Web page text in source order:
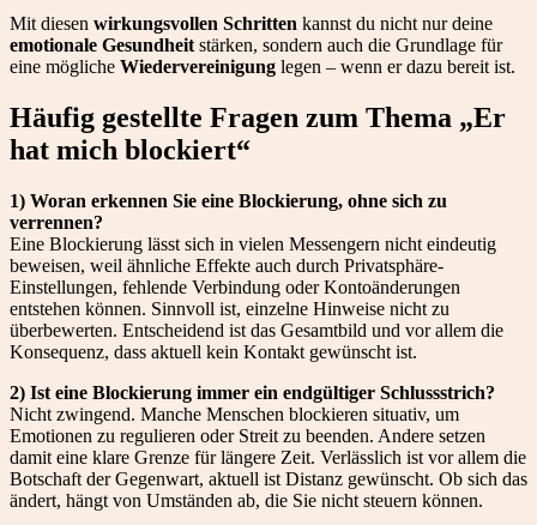
Mit diesen wirkungsvollen Schritten kannst du nicht nur deine
emotionale Gesundheit stärken, sondern auch die Grundlage für
eine mögliche Wiedervereinigung legen – wenn er dazu bereit ist.
Häufig gestellte Fragen zum Thema „Er
hat mich blockiert“
1) Woran erkennen Sie eine Blockierung, ohne sich zu
verrennen?
Eine Blockierung lässt sich in vielen Messengern nicht eindeutig
beweisen, weil ähnliche Effekte auch durch Privatsphäre-
Einstellungen, fehlende Verbindung oder Kontoänderungen
entstehen können. Sinnvoll ist, einzelne Hinweise nicht zu
überbewerten. Entscheidend ist das Gesamtbild und vor allem die
Konsequenz, dass aktuell kein Kontakt gewünscht ist.
2) Ist eine Blockierung immer ein endgültiger Schlussstrich?
Nicht zwingend. Manche Menschen blockieren situativ, um
Emotionen zu regulieren oder Streit zu beenden. Andere setzen
damit eine klare Grenze für längere Zeit. Verlässlich ist vor allem die
Botschaft der Gegenwart, aktuell ist Distanz gewünscht. Ob sich das
ändert, hängt von Umständen ab, die Sie nicht steuern können.